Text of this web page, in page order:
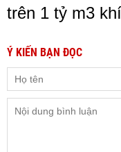
trên 1 tỷ m3 khí
Ý KIẾN BẠN ĐỌC